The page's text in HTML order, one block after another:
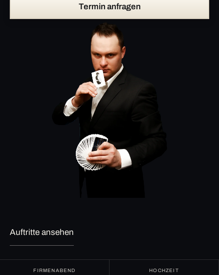
Termin anfragen
Auftritte ansehen
FIRMENABEND HOCHZEIT